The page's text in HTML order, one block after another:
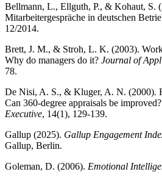
Bellmann, L., Ellguth, P., & Kohaut, S.
Mitarbeitergespräche in deutschen
12/2014.
Brett, J. M., & Stroh, L. K. (2003).
Why do managers do it? Journal of
78.
De Nisi, A. S., & Kluger, A. N. (2000).
Can 360-degree appraisals be improved?
Executive, 14(1), 129-139.
Gallup (2025). Gallup Engagement
Gallup, Berlin.
Goleman, D. (2006). Emotional